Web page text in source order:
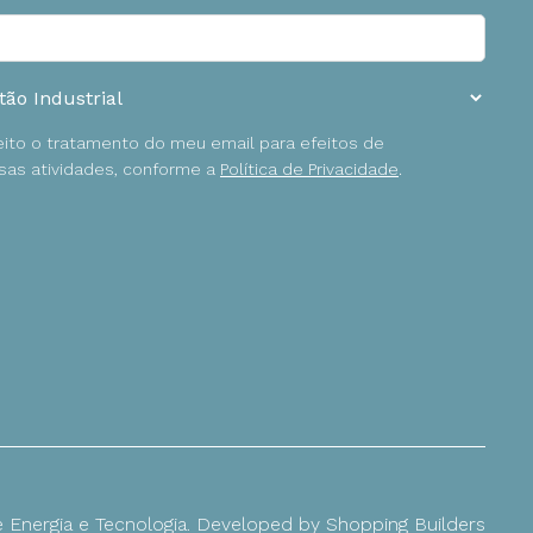
o tratamento do meu email para efeitos de
atividades, conforme a Política de Privacidade
e Tecnologia. Developed by Shopping Builders